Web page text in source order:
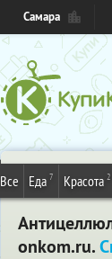
Самара
Все Еда 7 Красота 2
onkom.ru.